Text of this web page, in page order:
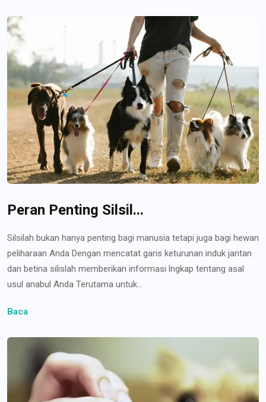
Peran Penting Silsil...
Silsilah bukan hanya penting bagi manusia tetapi juga bagi hewan
peliharaan Anda Dengan mencatat garis keturunan induk jantan
dan betina silislah memberikan informasi lngkap tentang asal
usul anabul Anda Terutama untuk...
Baca